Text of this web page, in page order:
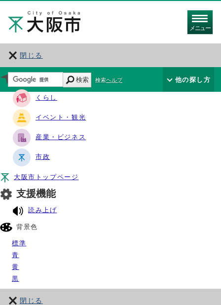
メニュー
閉じる
サイト・ナビ
くらし
イベント・観光
産業・ビジネス
市政
大阪市トップページ
支援機能
読み上げ
背景色
標準
青
黄
黒
閉じる
検索 検索ヘルプ 他の探し方